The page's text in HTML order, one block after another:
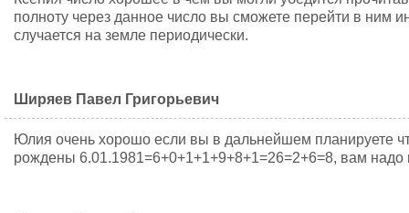
полноту через данное число вы сможете перейти в ним
случается на земле периодически.
Ширяев Павел Григорьевич
Юлия очень хорошо если вы в дальнейшем планируете
рождены 6.01.1981=6+0+1+1+9+8+1=26=2+6=8, вам надо